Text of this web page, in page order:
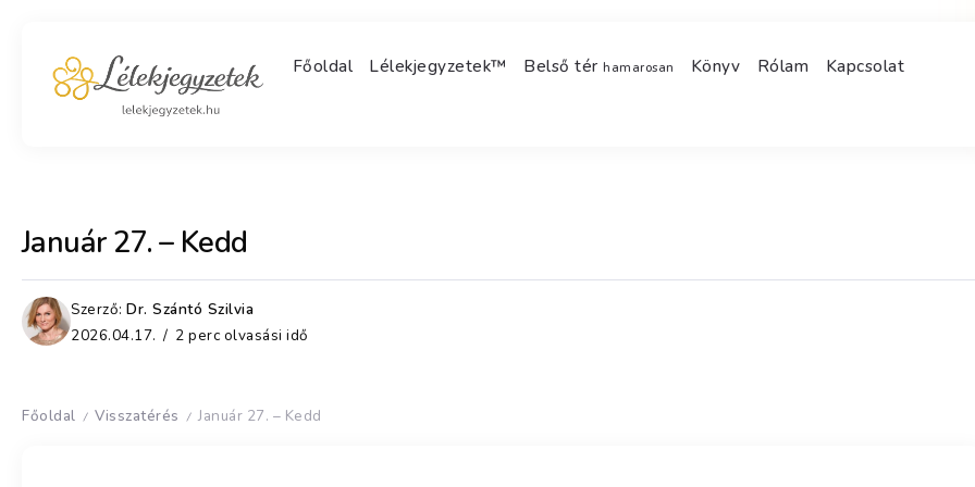
Főoldal Lélekjegyzetek™ Belső térhamarosan Könyv Rólam Kapcsolat
Január 27. – Kedd
Szerző: Dr. Szántó Szilvia
2026.04.17.
2 perc olvasási idő
Főoldal / Visszatérés / Január 27. – Kedd